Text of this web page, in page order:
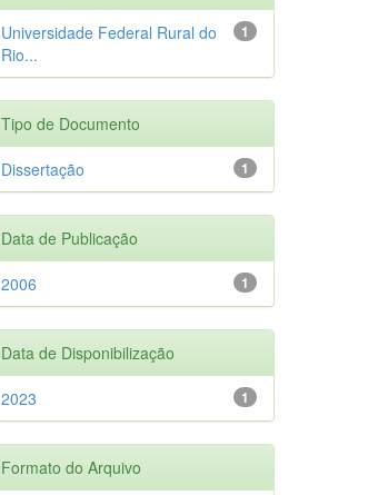
1
Universidade Federal Rural do
Rio...
Tipo de Documento
1
Dissertação
Data de Publicação
1
2006
Data de Disponibilização
1
2023
Formato do Arquivo